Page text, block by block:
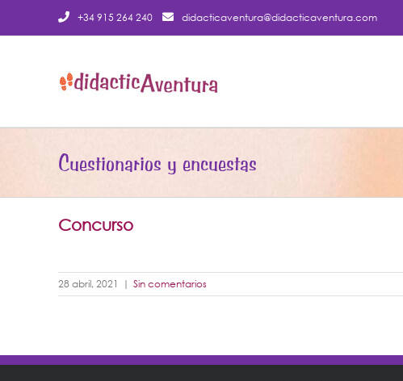
+34 915 264 240 didacticaventura@didacticaventura.com
Cuestionarios y encuestas
Concurso
28 abril, 2021 | Sin comentarios